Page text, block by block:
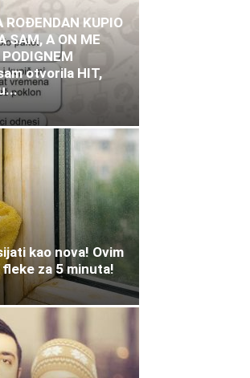
KUPIO
SAM, A ON ME
otvorila HIT,
kao nova! Ovim
za 5 minuta!